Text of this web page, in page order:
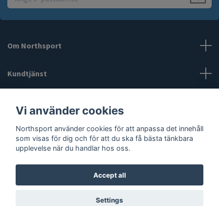
Om Northsport
Kundtjänst
Social Media
© 2026 Northsport
Vi använder cookies
Northsport använder cookies för att anpassa det innehåll
som visas för dig och för att du ska få bästa tänkbara
upplevelse när du handlar hos oss.
Accept all
Settings